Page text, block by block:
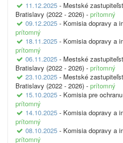
11.12.2025 - Mestské
Bratislavy (2022 - 2026) - prítomný
09.12.2025 - Komisia dopravy a
prítomný
18.11.2025 - Komisia dopravy a
prítomný
06.11.2025 - Mestské
Bratislavy (2022 - 2026) - prítomný
23.10.2025 - Mestské
Bratislavy (2022 - 2026) - prítomný
15.10.2025 - Komisia pre
prítomný
14.10.2025 - Komisia dopravy a
prítomný
08.10.2025 - Komisia dopravy a
prítomný